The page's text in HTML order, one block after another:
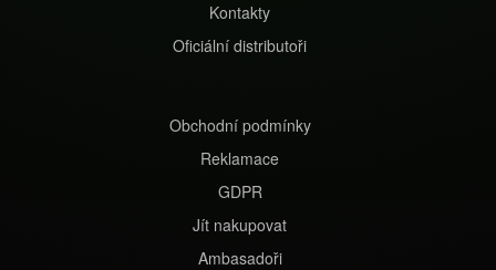
Kontakty
Oficiální distributoři
Obchodní podmínky
Reklamace
GDPR
Jít nakupovat
Ambasadoři